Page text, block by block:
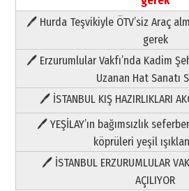
🖊 Hurda Teşvikiyle ÖTV’siz Araç
gerek
🖊 Erzurumlular Vakfı’nda Kadim
Uzanan Hat Sanatı
🖊 İSTANBUL KIŞ HAZIRLIKLARI
🖊 YEŞİLAY’ın bağımsızlık
köprüleri yeşil
🖊 İSTANBUL ERZURUMLULAR
AÇILIYOR
Paranın Aile Kültüründeki Yeri
03 Ağustos 2026 Pazartesi
Yıldırım Gündoğdu
HAVVA’NIN ÜÇ KIZI
09 Temmuz 2026 Perşembe
Yusuf POLAT
Şampiyonluk Sebahattin